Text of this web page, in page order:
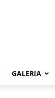
GALERIA